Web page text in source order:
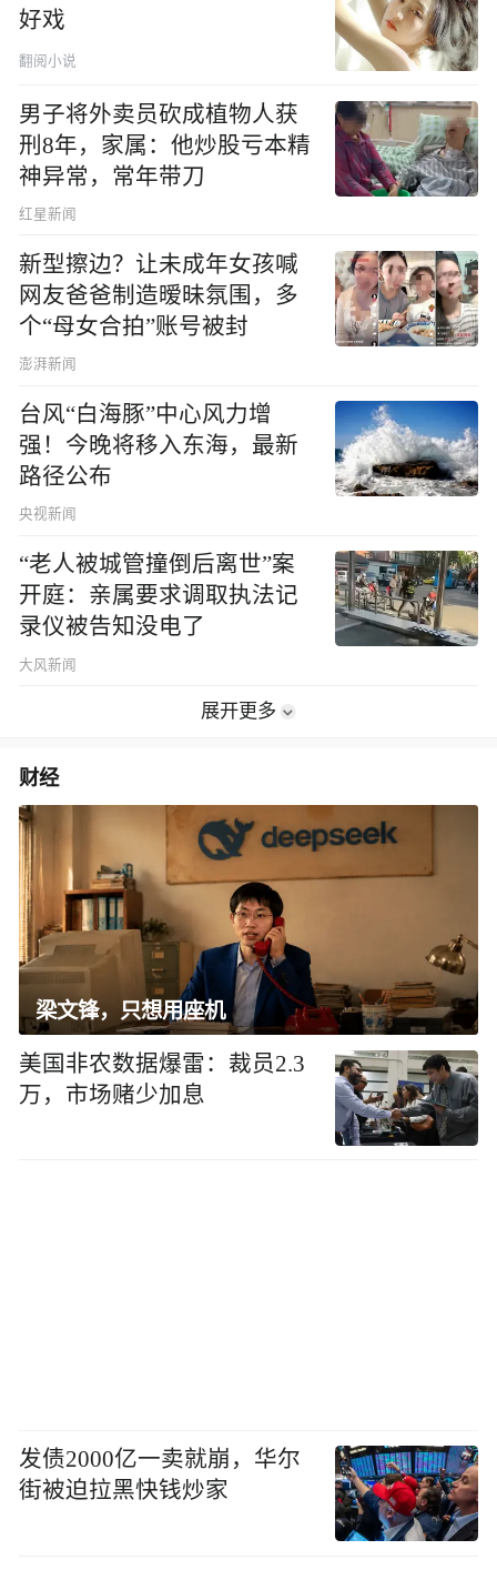
好戏
翻阅小说
男子将外卖员砍成植物人获
刑8年，家属：他炒股亏本精
神异常，常年带刀
红星新闻
新型擦边？让未成年女孩喊
网友爸爸制造暧昧氛围，多
个“母女合拍”账号被封
澎湃新闻
台风“白海豚”中心风力增
强！今晚将移入东海，最新
路径公布
央视新闻
“老人被城管撞倒后离世”案
开庭：亲属要求调取执法记
录仪被告知没电了
大风新闻
展开更多
财经
梁文锋，只想用座机
美国非农数据爆雷：裁员2.3
万，市场赌少加息
发债2000亿一卖就崩，华尔
街被迫拉黑快钱炒家